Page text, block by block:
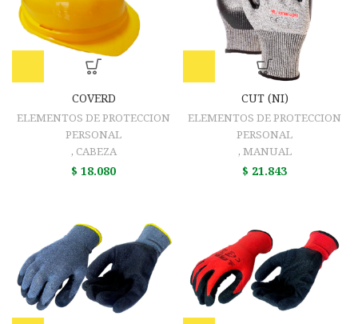
COVERD
ELEMENTOS DE PROTECCION
PERSONAL
, CABEZA
$ 18.080
CUT (NI)
ELEMENTOS DE PROTECCION
PERSONAL
, MANUAL
$ 21.843